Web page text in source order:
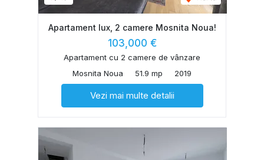
Apartament lux, 2 camere Mosnita Noua!
103,000 €
Apartament cu 2 camere de vânzare
Mosnita Noua
51.9 mp 2019
Vezi mai multe detalii